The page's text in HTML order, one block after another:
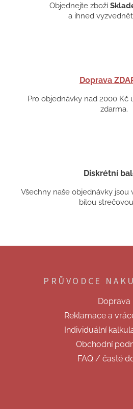
Objednejte zboží
a ihned
Doprava
Pro objednávky nad 2000 Kč
zdarma.
Diskrétní
Všechny naše objednávky jsou
bílou
PRŮVODCE
Doprava
Reklamace a
Individuální
Obchodní
FAQ / časté